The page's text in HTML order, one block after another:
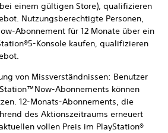
einem gültigen Store), qualifizieren
Nutzungsberechtigte Personen,
Abonnement für 12 Monate über ein
Konsole kaufen, qualifizieren
Missverständnissen: Benutzer
Abonnements können
12-Monats-Abonnements, die
des Aktionszeitraums erneuert
vollen Preis im PlayStation®